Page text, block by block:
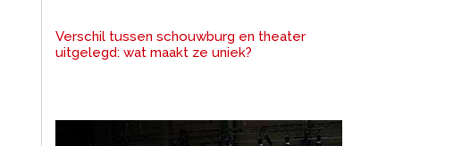
Verschil tussen schouwburg en theater
uitgelegd: wat maakt ze uniek?